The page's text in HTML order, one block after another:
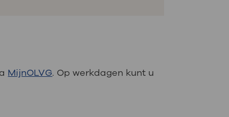
MijnOLVG. Op werkdagen kunt u